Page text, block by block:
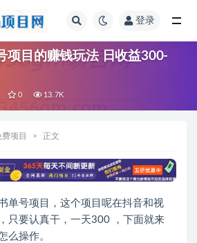
登录
项目的赚钱玩法 日收益300-
0 13.7K
费项目 正文
单号项目，这个项目呢在抖音和视
只要认真干，一天300 ，下面就来
么操作。